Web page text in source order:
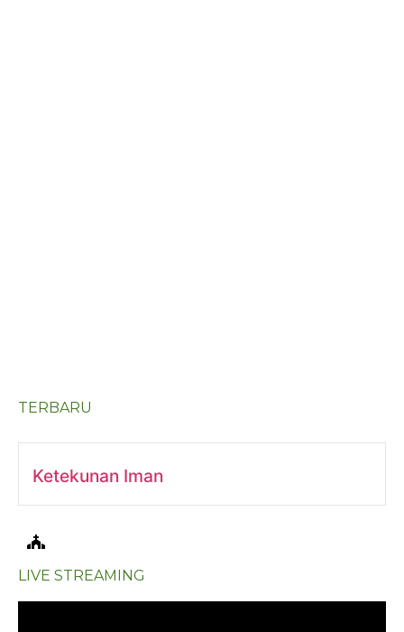
TERBARU
Ketekunan Iman
LIVE STREAMING